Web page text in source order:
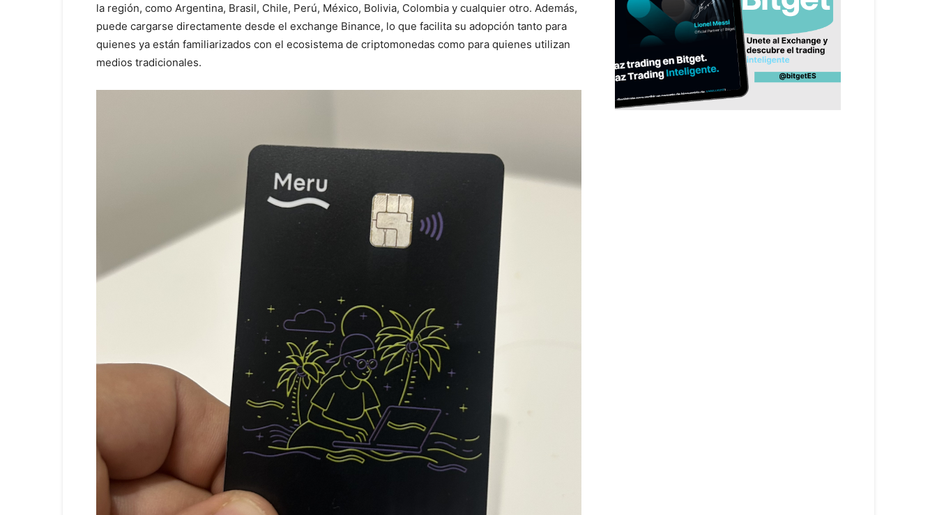
la región, como Argentina, Brasil, Chile, Perú, México, Bolivia, Colombia y cualquier otro. Además,
puede cargarse directamente desde el exchange Binance, lo que facilita su adopción tanto para
quienes ya están familiarizados con el ecosistema de criptomonedas como para quienes utilizan
medios tradicionales.